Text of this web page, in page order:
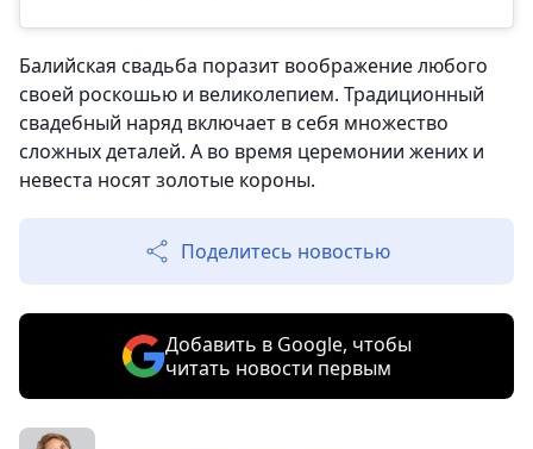
Балийская свадьба поразит воображение любого
своей роскошью и великолепием. Традиционный
свадебный наряд включает в себя множество
сложных деталей. А во время церемонии жених и
невеста носят золотые короны.
Поделитесь новостью
Добавить в Google, чтобы
читать новости первым